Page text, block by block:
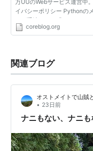
万UUのWebサービス運営中
イバシーポリシー Pythonの
ング手法の一つ「メタクラス
とっては「なんか強そう/経
coreblog.org
関連ブログ
オストメイトで山賊
• 23日前
ナニもない、ナニ